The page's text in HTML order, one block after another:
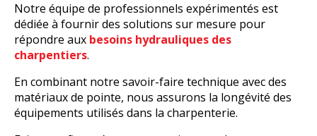
Notre équipe de professionnels expérimentés est
dédiée à fournir des solutions sur mesure pour
répondre aux besoins hydrauliques des
charpentiers.
En combinant notre savoir-faire technique avec des
matériaux de pointe, nous assurons la longévité des
équipements utilisés dans la charpenterie.